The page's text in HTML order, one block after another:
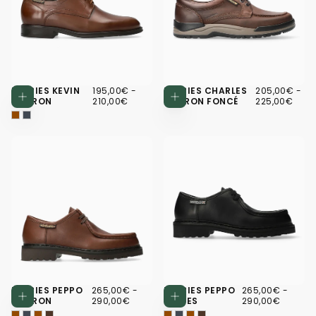
Choisissez des options
DERBIES KEVIN
MARRON
195,00€
PRIX
MINIMUM
195,00€ -
MAXIMUM
210,00€ Choisissez
DERBIES CHARLES
MARRON FONCÉ
205,00€
PRIX
MINIMUM
205,00€ -
225,00€
Choisissez des options
DERBIES PEPPO
MARRON
265,00€
PRIX
MINIMUM
265,00€ -
MAXIMUM
290,00€ Choisissez
DERBIES PEPPO
NOIRES
265,00€
PRIX
MINIMUM
265,00€ -
290,00€